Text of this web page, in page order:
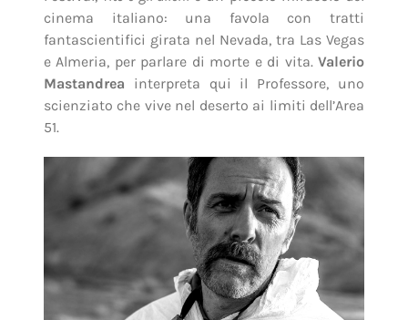
cinema italiano: una favola con tratti
fantascientifici girata nel Nevada, tra Las Vegas
e Almeria, per parlare di morte e di vita.Valerio
Mastandrea interpreta qui il Professore, uno
scienziato che vive nel deserto ai limiti dell’Area
51.